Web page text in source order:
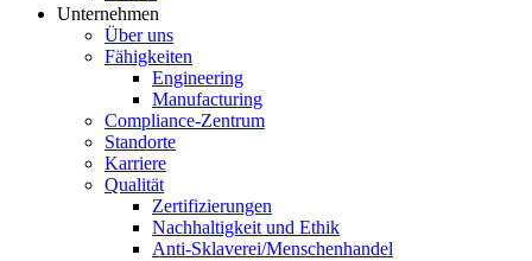
Unternehmen
Über uns
Fähigkeiten
Engineering
Manufacturing
Compliance-Zentrum
Standorte
Karriere
Qualität
Zertifizierungen
Nachhaltigkeit und Ethik
Anti-Sklaverei/Menschenhandel